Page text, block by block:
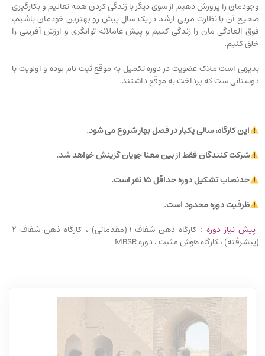
وجودمان را پرورش دهیم از سوی دیگر با زندگی کردن همه تعالیم و بکارگیری
صحیح آن با نظارت مربی ارشد در یک سال پیش رو بهترین خودمان باشیم،
فوق العادگی مان را زندگی کنیم و پیش عاملانه توانگری و ارزش آفرینی را
خلق کنیم.
بدیهی است ملاک عضویت در دوره تکمیل به موقع ثبت نام بوده و اولویت با
دوستانی ست که پرداخت به موقع داشتند.
این کارگاه، سالی یکبار در فصل بهار شروع می شود.
شرکت کنندگان فقط از بین معنا جویان گزینش خواهد شد.
حدنصاب تشکیل دوره حداقل 15 نفر است.
ظرفیت دوره محدود است.
پیش نیاز دوره :
کارگاه ذهن شفاف 1 (مقدماتی) ، کارگاه ذهن شفاف 2
(پیشرفته) ، کارگاه هوش مثبت ، دوره MBSR